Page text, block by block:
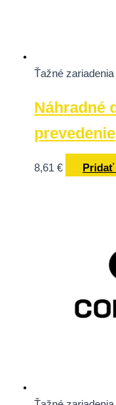
Ťažné zariadenia
Náhradné
prevedenie
8,61 €